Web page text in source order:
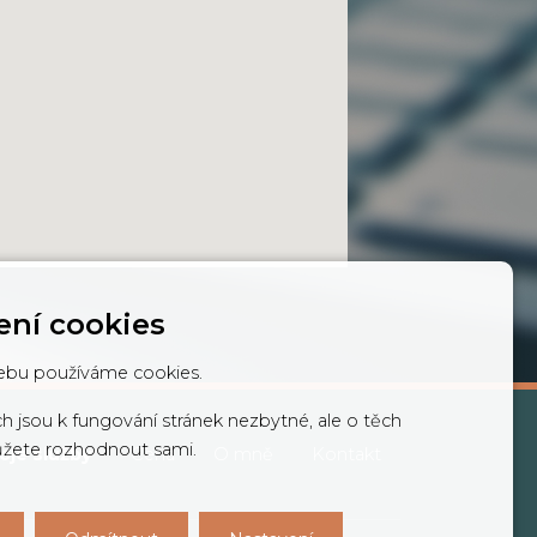
cookies
používáme cookies.
jsou k fungování stránek nezbytné, ale o těch
rozhodnout sami.
služby Cena